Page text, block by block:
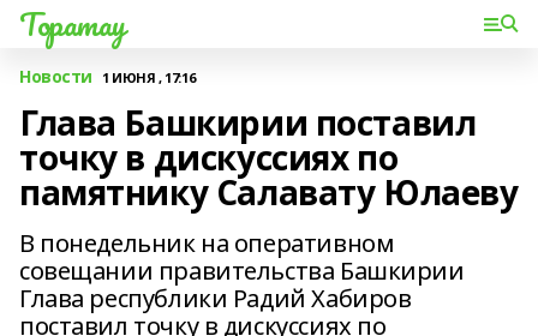
Торатау
Новости 1 ИЮНЯ , 17:16
Глава Башкирии поставил
точку в дискуссиях по
памятнику Салавату Юлаеву
В понедельник на оперативном
совещании правительства Башкирии
Глава республики Радий Хабиров
поставил точку в дискуссиях по